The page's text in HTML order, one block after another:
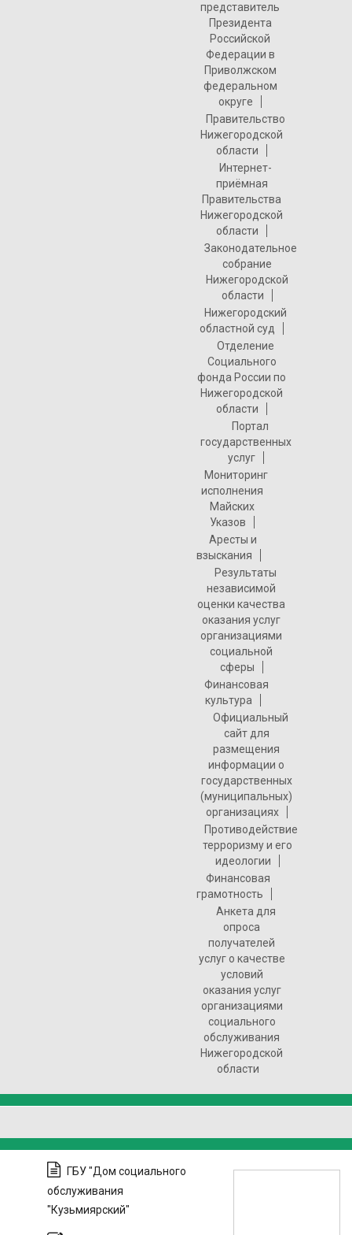
представитель
Президента
Российской
Федерации в
Приволжском
федеральном
округе
Правительство
Нижегородской
области
Интернет-
приёмная
Правительства
Нижегородской
области
Законодательное
собрание
Нижегородской
области
Нижегородский
областной суд
Отделение
Социального
фонда России по
Нижегородской
области
Портал
государственных
услуг
Мониторинг
исполнения
Майских
Указов
Аресты и
взыскания
Результаты
независимой
оценки качества
оказания услуг
организациями
социальной
сферы
Финансовая
культура
Официальный
сайт для
размещения
информации о
государственных
(муниципальных)
организациях
Противодействие
терроризму и его
идеологии
Финансовая
грамотность
Анкета для
опроса
получателей
услуг о качестве
условий
оказания услуг
организациями
социального
обслуживания
Нижегородской
области
ГБУ "Дом социального
обслуживания
"Кузьмиярский"